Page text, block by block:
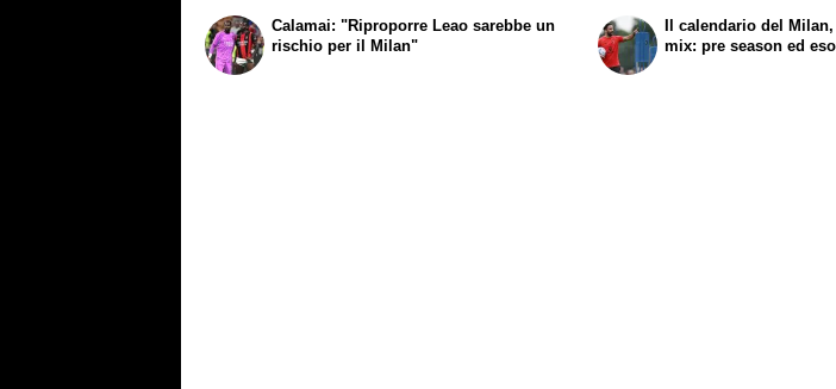
Calamai: "Riproporre Leao sarebbe un
rischio per il Milan"
Il calendario del
mix: pre season ed